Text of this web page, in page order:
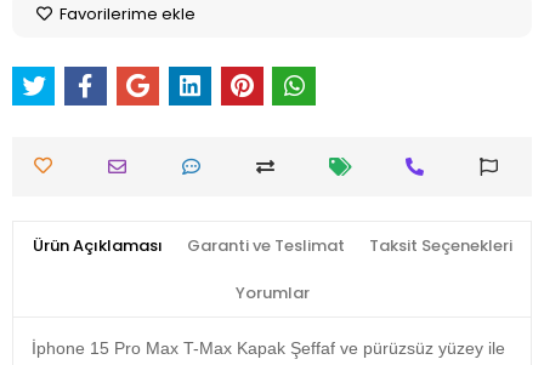
Favorilerime ekle
Ürün Açıklaması Garanti ve Teslimat Taksit Seçenekleri
Yorumlar
İphone 15 Pro Max T-Max Kapak Şeffaf ve pürüzsüz yüzey ile